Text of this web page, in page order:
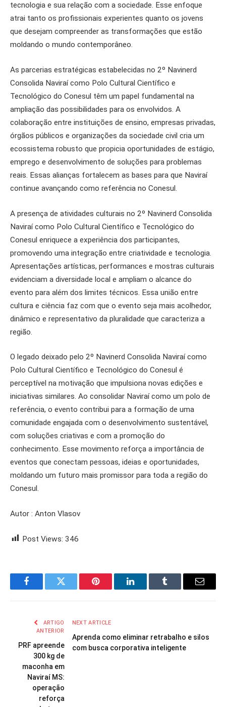
tecnologia e sua relação com a sociedade. Esse enfoque
atrai tanto os profissionais experientes quanto os jovens
que desejam compreender as transformações que estão
moldando o mundo contemporâneo.
As parcerias estratégicas estabelecidas no 2º Navinerd
Consolida Naviraí como Polo Cultural Científico e
Tecnológico do Conesul têm um papel fundamental na
ampliação das possibilidades para os envolvidos. A
colaboração entre instituições de ensino, empresas privadas,
órgãos públicos e organizações da sociedade civil cria um
ecossistema robusto que propicia oportunidades de estágio,
emprego e desenvolvimento de soluções para problemas
reais. Essas alianças fortalecem as bases para que Naviraí
continue avançando como referência no Conesul.
A presença de atividades culturais no 2º Navinerd Consolida
Naviraí como Polo Cultural Científico e Tecnológico do
Conesul enriquece a experiência dos participantes,
promovendo uma integração entre criatividade e tecnologia.
Apresentações artísticas, performances e mostras culturais
evidenciam a diversidade local e ampliam o alcance do
evento para além dos limites técnicos. Essa união entre
cultura e ciência faz com que o evento seja mais acolhedor,
dinâmico e representativo da pluralidade que caracteriza a
região.
O legado deixado pelo 2º Navinerd Consolida Naviraí como
Polo Cultural Científico e Tecnológico do Conesul é
perceptível na motivação que impulsiona novas edições e
iniciativas similares. Ao consolidar Naviraí como um polo de
referência, o evento contribui para a formação de uma
comunidade engajada com o desenvolvimento sustentável,
com soluções criativas e com a promoção do
conhecimento. Esse movimento reforça a importância de
eventos que conectam pessoas, ideias e oportunidades,
moldando um futuro mais promissor para toda a região do
Conesul.
Autor : Anton Vlasov
Post Views: 346
FacebookTwitter Pinterest LinkedInTumblr Email
ARTIGO
ANTERIOR
PRF apreende
300 kg de
maconha em
Naviraí MS:
operação
reforça
NEXT ARTICLE
Aprenda como eliminar retrabalho e silos
com busca corporativa inteligente